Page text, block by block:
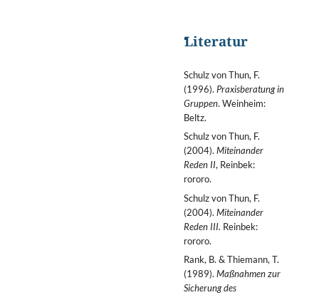
Literatur
Schulz von Thun, F.
(1996). Praxisberatung in
Gruppen. Weinheim:
Beltz.
Schulz von Thun, F.
(2004).Miteinander
Reden II, Reinbek:
rororo.
Schulz von Thun, F.
(2004).Miteinander
Reden III. Reinbek:
rororo.
Rank, B. & Thiemann, T.
(1989).Maßnahmen zur
Sicherung des